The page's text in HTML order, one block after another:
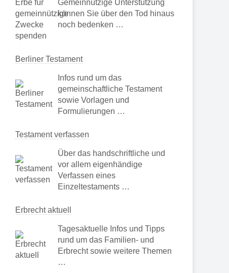
Gemeinnützige Unterstützung
können Sie über den Tod hinaus
noch bedenken …
Berliner Testament
Infos rund um das
gemeinschaftliche Testament
sowie Vorlagen und
Formulierungen …
Testament verfassen
Über das handschriftliche und
vor allem eigenhändige
Verfassen eines
Einzeltestaments …
Erbrecht aktuell
Tagesaktuelle Infos und Tipps
rund um das Familien- und
Erbrecht sowie weitere Themen
…